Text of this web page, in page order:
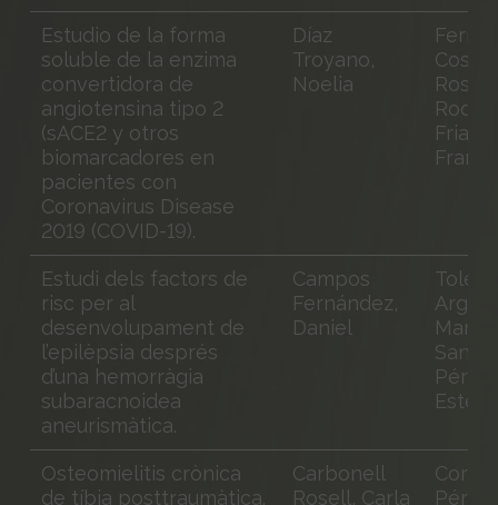
Estudio de la forma
soluble de la enzima
convertidora de
angiotensina tipo 2
(sACE2 y otros
biomarcadores en
pacientes con
Coronavirus Disease
2019 (COVID-19).
Díaz
Troyano,
Noelia
Ferrer
Costa,
Roser;
Frias,
Estudi dels factors de
risc per al
desenvolupament de
l’epilèpsia després
d’una hemorràgia
subaracnoidea
aneurismàtica.
Campos
Fernández,
Daniel
Pérez,
Osteomielitis crònica
de tíbia posttraumàtica.
Carbonell
Rosell, Carla
Pérez-